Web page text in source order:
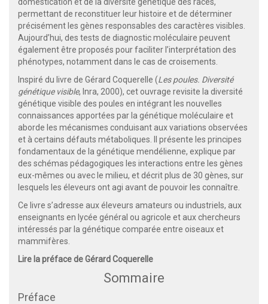
permettant de reconstituer leur histoire et de déterminer
précisément les gènes responsables des caractères visibles.
Aujourd’hui, des tests de diagnostic moléculaire peuvent
également être proposés pour faciliter l’interprétation des
phénotypes, notamment dans le cas de croisements.
Inspiré du livre de Gérard Coquerelle (Les poules. Diversité
génétique visible, Inra, 2000), cet ouvrage revisite la diversité
génétique visible des poules en intégrant les nouvelles
connaissances apportées par la génétique moléculaire et
aborde les mécanismes conduisant aux variations observées
et à certains défauts métaboliques. Il présente les principes
fondamentaux de la génétique mendélienne, explique par
des schémas pédagogiques les interactions entre les gènes
eux-mêmes ou avec le milieu, et décrit plus de 30 gènes, sur
lesquels les éleveurs ont agi avant de pouvoir les connaître.
Ce livre s’adresse aux éleveurs amateurs ou industriels, aux
enseignants en lycée général ou agricole et aux chercheurs
intéressés par la génétique comparée entre oiseaux et
mammifères.
Lire la préface de Gérard Coquerelle
Sommaire
Préface